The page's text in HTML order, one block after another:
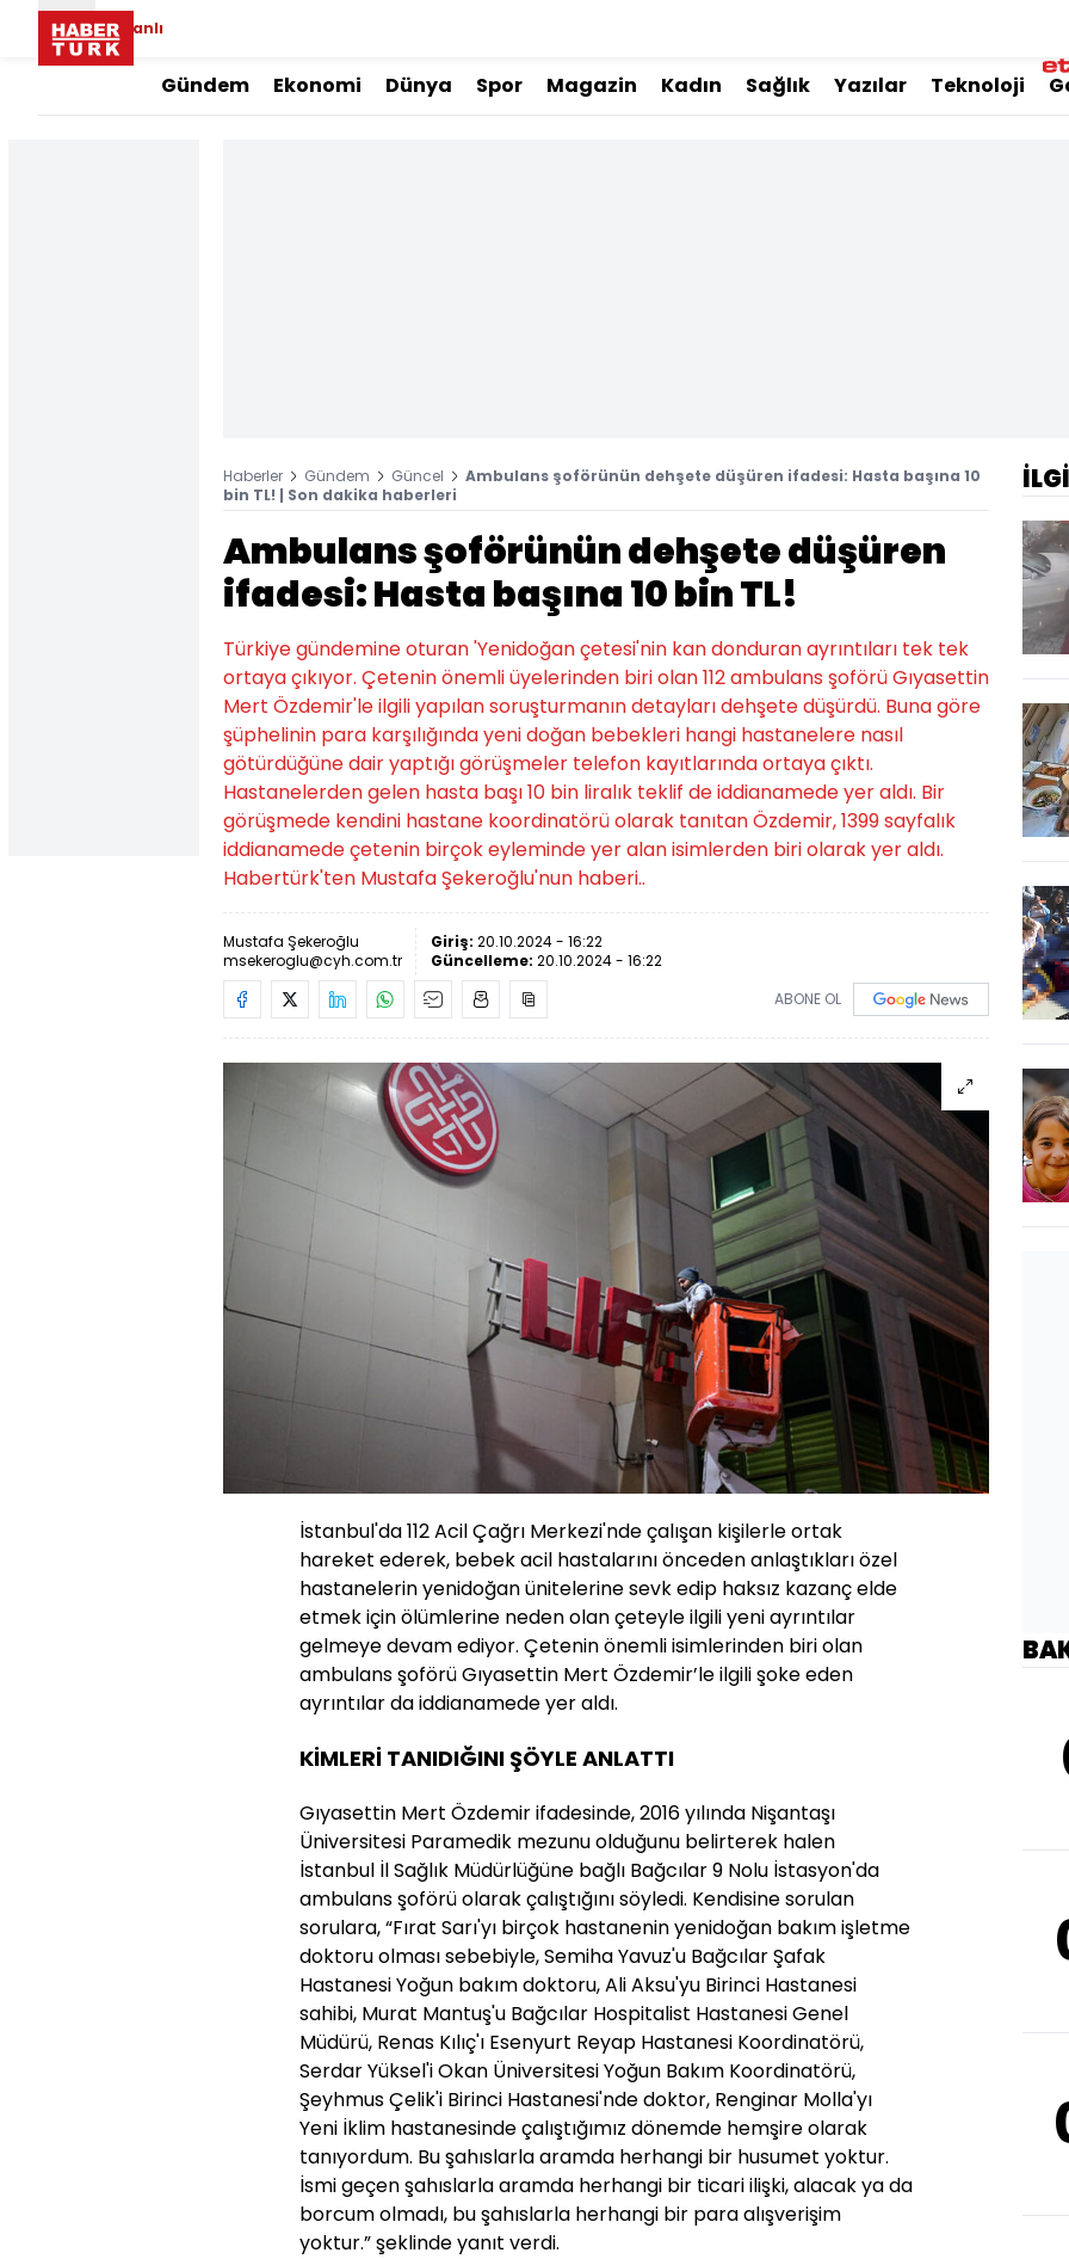
Canlı
Gündem Ekonomi Dünya Spor Magazin Kadın Sağlık Yazılar Teknoloji
Haberler Gündem Güncel
Ambulans şoförünün dehşete düşüren ifadesi: Hasta başına 10
bin TL! | Son dakika haberleri
Ambulans şoförünün dehşete düşüren
ifadesi: Hasta başına 10 bin TL!
Türkiye gündemine oturan 'Yenidoğan çetesi'nin kan donduran ayrıntıları tek tek
ortaya çıkıyor. Çetenin önemli üyelerinden biri olan 112 ambulans şoförü Gıyasettin
Mert Özdemir'le ilgili yapılan soruşturmanın detayları dehşete düşürdü. Buna göre
şüphelinin para karşılığında yeni doğan bebekleri hangi hastanelere nasıl
götürdüğüne dair yaptığı görüşmeler telefon kayıtlarında ortaya çıktı.
Hastanelerden gelen hasta başı 10 bin liralık teklif de iddianamede yer aldı. Bir
görüşmede kendini hastane koordinatörü olarak tanıtan Özdemir, 1399 sayfalık
iddianamede çetenin birçok eyleminde yer alan isimlerden biri olarak yer aldı.
Habertürk'ten Mustafa Şekeroğlu'nun haberi..
Mustafa Şekeroğlu
msekeroglu@cyh.com.tr
Giriş: 20.10.2024 - 16:22
Güncelleme: 20.10.2024 - 16:22
ABONE OL
İstanbul'da 112 Acil Çağrı Merkezi'nde çalışan kişilerle ortak
hareket ederek, bebek acil hastalarını önceden anlaştıkları özel
hastanelerin yenidoğan ünitelerine sevk edip haksız kazanç elde
etmek için ölümlerine neden olan çeteyle ilgili yeni ayrıntılar
gelmeye devam ediyor. Çetenin önemli isimlerinden biri olan
ambulans şoförü Gıyasettin Mert Özdemir’le ilgili şoke eden
ayrıntılar da iddianamede yer aldı.
KİMLERİ TANIDIĞINI ŞÖYLE ANLATTI
Gıyasettin Mert Özdemir ifadesinde, 2016 yılında Nişantaşı
Üniversitesi Paramedik mezunu olduğunu belirterek halen
İstanbul İl Sağlık Müdürlüğüne bağlı Bağcılar 9 Nolu İstasyon'da
ambulans şoförü olarak çalıştığını söyledi. Kendisine sorulan
sorulara, “Fırat Sarı'yı birçok hastanenin yenidoğan bakım işletme
doktoru olması sebebiyle, Semiha Yavuz'u Bağcılar Şafak
Hastanesi Yoğun bakım doktoru, Ali Aksu'yu Birinci Hastanesi
sahibi, Murat Mantuş'u Bağcılar Hospitalist Hastanesi Genel
Müdürü, Renas Kılıç'ı Esenyurt Reyap Hastanesi Koordinatörü,
Serdar Yüksel'i Okan Üniversitesi Yoğun Bakım Koordinatörü,
Şeyhmus Çelik'i Birinci Hastanesi'nde doktor, Renginar Molla'yı
Yeni İklim hastanesinde çalıştığımız dönemde hemşire olarak
tanıyordum. Bu şahıslarla aramda herhangi bir husumet yoktur.
İsmi geçen şahıslarla aramda herhangi bir ticari ilişki, alacak ya da
borcum olmadı, bu şahıslarla herhangi bir para alışverişim
yoktur.” şeklinde yanıt verdi.